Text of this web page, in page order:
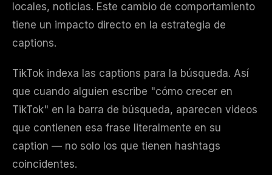
locales, noticias. Este cambio de comportamiento
tiene un impacto directo en la estrategia de
captions.
TikTok indexa las captions para la búsqueda. Así
que cuando alguien escribe "cómo crecer en
TikTok" en la barra de búsqueda, aparecen videos
que contienen esa frase literalmente en su
caption — no solo los que tienen hashtags
coincidentes.